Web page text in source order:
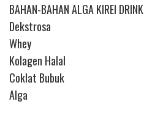
BAHAN-BAHAN ALGA KIREI DRINK
Dekstrosa
Whey
Kolagen Halal
Coklat Bubuk
Alga